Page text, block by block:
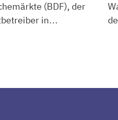
(BDF), der
in